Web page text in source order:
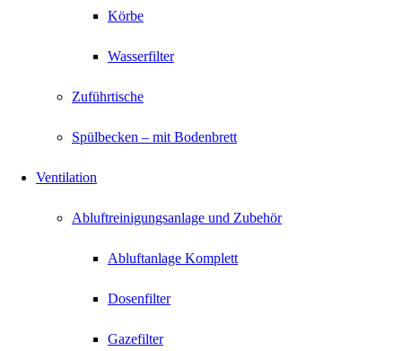
Körbe
Wasserfilter
Zuführtische
Spülbecken – mit Bodenbrett
Ventilation
Abluftreinigungsanlage und Zubehör
Abluftanlage Komplett
Dosenfilter
Gazefilter